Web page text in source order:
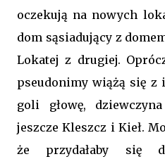
oczekują na nowych
dom sąsiadujący z
Lokatej z drugiej.
pseudonimy wiążą się z
goli głowę,
jeszcze Kleszcz i Kieł.
że przydałaby się